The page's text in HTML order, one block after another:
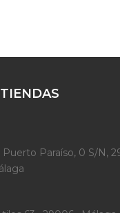
Puerto Paraíso, 0 S/N,